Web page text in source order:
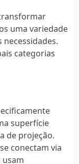
uma variedade
categorias
superfície
de projeção.
conectam via
usam